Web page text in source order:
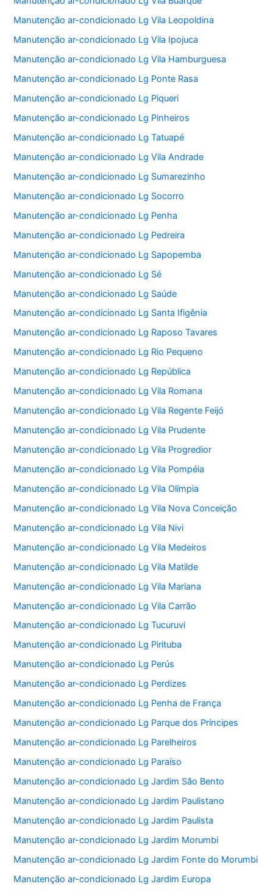
Manutenção ar-condicionado Lg Vila Leopoldina
Manutenção ar-condicionado Lg Vila Ipojuca
Manutenção ar-condicionado Lg Vila Hamburguesa
Manutenção ar-condicionado Lg Ponte Rasa
Manutenção ar-condicionado Lg Piqueri
Manutenção ar-condicionado Lg Pinheiros
Manutenção ar-condicionado Lg Tatuapé
Manutenção ar-condicionado Lg Vila Andrade
Manutenção ar-condicionado Lg Sumarezinho
Manutenção ar-condicionado Lg Socorro
Manutenção ar-condicionado Lg Penha
Manutenção ar-condicionado Lg Pedreira
Manutenção ar-condicionado Lg Sapopemba
Manutenção ar-condicionado Lg Sé
Manutenção ar-condicionado Lg Saúde
Manutenção ar-condicionado Lg Santa Ifigênia
Manutenção ar-condicionado Lg Raposo Tavares
Manutenção ar-condicionado Lg Rio Pequeno
Manutenção ar-condicionado Lg República
Manutenção ar-condicionado Lg Vila Romana
Manutenção ar-condicionado Lg Vila Regente Feijó
Manutenção ar-condicionado Lg Vila Prudente
Manutenção ar-condicionado Lg Vila Progredior
Manutenção ar-condicionado Lg Vila Pompéia
Manutenção ar-condicionado Lg Vila Olímpia
Manutenção ar-condicionado Lg Vila Nova Conceição
Manutenção ar-condicionado Lg Vila Nivi
Manutenção ar-condicionado Lg Vila Medeiros
Manutenção ar-condicionado Lg Vila Matilde
Manutenção ar-condicionado Lg Vila Mariana
Manutenção ar-condicionado Lg Vila Carrão
Manutenção ar-condicionado Lg Tucuruvi
Manutenção ar-condicionado Lg Pirituba
Manutenção ar-condicionado Lg Perús
Manutenção ar-condicionado Lg Perdizes
Manutenção ar-condicionado Lg Penha de França
Manutenção ar-condicionado Lg Parque dos Príncipes
Manutenção ar-condicionado Lg Parelheiros
Manutenção ar-condicionado Lg Paraíso
Manutenção ar-condicionado Lg Jardim São Bento
Manutenção ar-condicionado Lg Jardim Paulistano
Manutenção ar-condicionado Lg Jardim Paulista
Manutenção ar-condicionado Lg Jardim Morumbi
Manutenção ar-condicionado Lg Jardim Fonte do Morumbi
Manutenção ar-condicionado Lg Jardim Europa